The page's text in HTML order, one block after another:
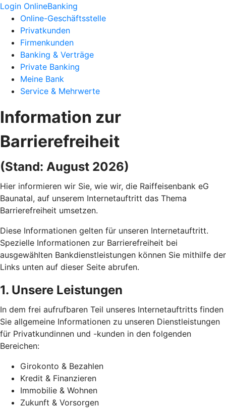
Login OnlineBanking
Online-Geschäftsstelle
Privatkunden
Firmenkunden
Banking & Verträge
Private Banking
Meine Bank
Service & Mehrwerte
Information zur
Barrierefreiheit
(Stand: August 2026)
Hier informieren wir Sie, wie wir, die Raiffeisenbank eG
Baunatal, auf unserem Internetauftritt das Thema
Barrierefreiheit umsetzen.
Diese Informationen gelten für unseren Internetauftritt.
Spezielle Informationen zur Barrierefreiheit bei
ausgewählten Bankdienstleistungen können Sie mithilfe der
Links unten auf dieser Seite abrufen.
1. Unsere Leistungen
In dem frei aufrufbaren Teil unseres Internetauftritts finden
Sie allgemeine Informationen zu unseren Dienstleistungen
für Privatkundinnen und -kunden in den folgenden
Bereichen:
Girokonto & Bezahlen
Kredit & Finanzieren
Immobilie & Wohnen
Zukunft & Vorsorgen